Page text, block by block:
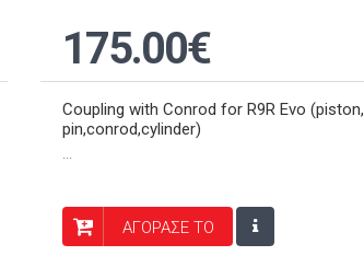
175.00€
Coupling with Conrod for R9R Evo (piston,
pin,conrod,cylinder)
ΑΓΟΡΑΣΕ ΤΟ